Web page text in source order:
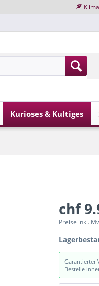
Kurioses & Kultiges
chf
Preise inkl.
Garantierter
Bestelle